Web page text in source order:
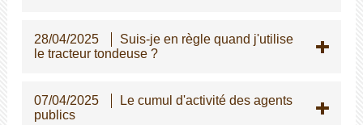
28/04/2025
Suis-je en règle quand j'utilise
le tracteur tondeuse ?
07/04/2025
Le cumul d'activité des agents
publics